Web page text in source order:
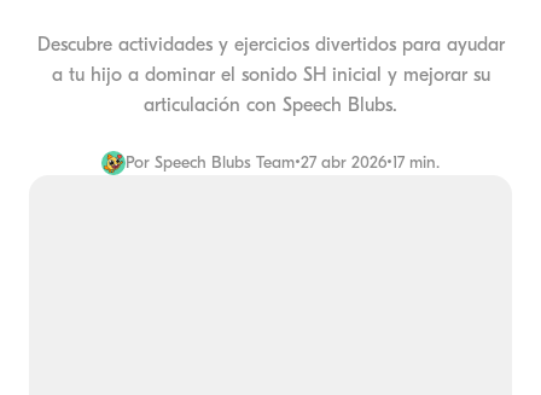
Descubre actividades y ejercicios divertidos para ayudar
a tu hijo a dominar el sonido SH inicial y mejorar su
articulación con Speech Blubs.
Por Speech Blubs Team•27 abr 2026•17 min.